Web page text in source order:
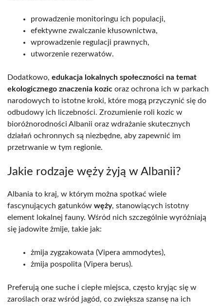
prowadzenie monitoringu ich populacji,
efektywne zwalczanie kłusownictwa,
wprowadzenie regulacji prawnych,
utworzenie rezerwatów.
Dodatkowo, edukacja lokalnych społeczności na temat
ekologicznego znaczenia kozic oraz ochrona ich w parkach
narodowych to istotne kroki, które mogą przyczynić się do
odbudowy ich liczebności. Zrozumienie roli kozic w
bioróżnorodności Albanii oraz wdrażanie skutecznych
działań ochronnych są niezbędne, aby zapewnić im
przetrwanie w tym regionie.
Jakie rodzaje węży żyją w Albanii?
Albania to kraj, w którym można spotkać wiele
fascynujących gatunków węży, stanowiących istotny
element lokalnej fauny. Wśród nich szczególnie wyróżniają
się jadowite żmije, takie jak:
żmija zygzakowata (Vipera ammodytes),
żmija pospolita (Vipera berus).
Preferują one suche i ciepłe miejsca, często kryjąc się w
zaroślach oraz wśród jagód, co zwiększa szansę na ich